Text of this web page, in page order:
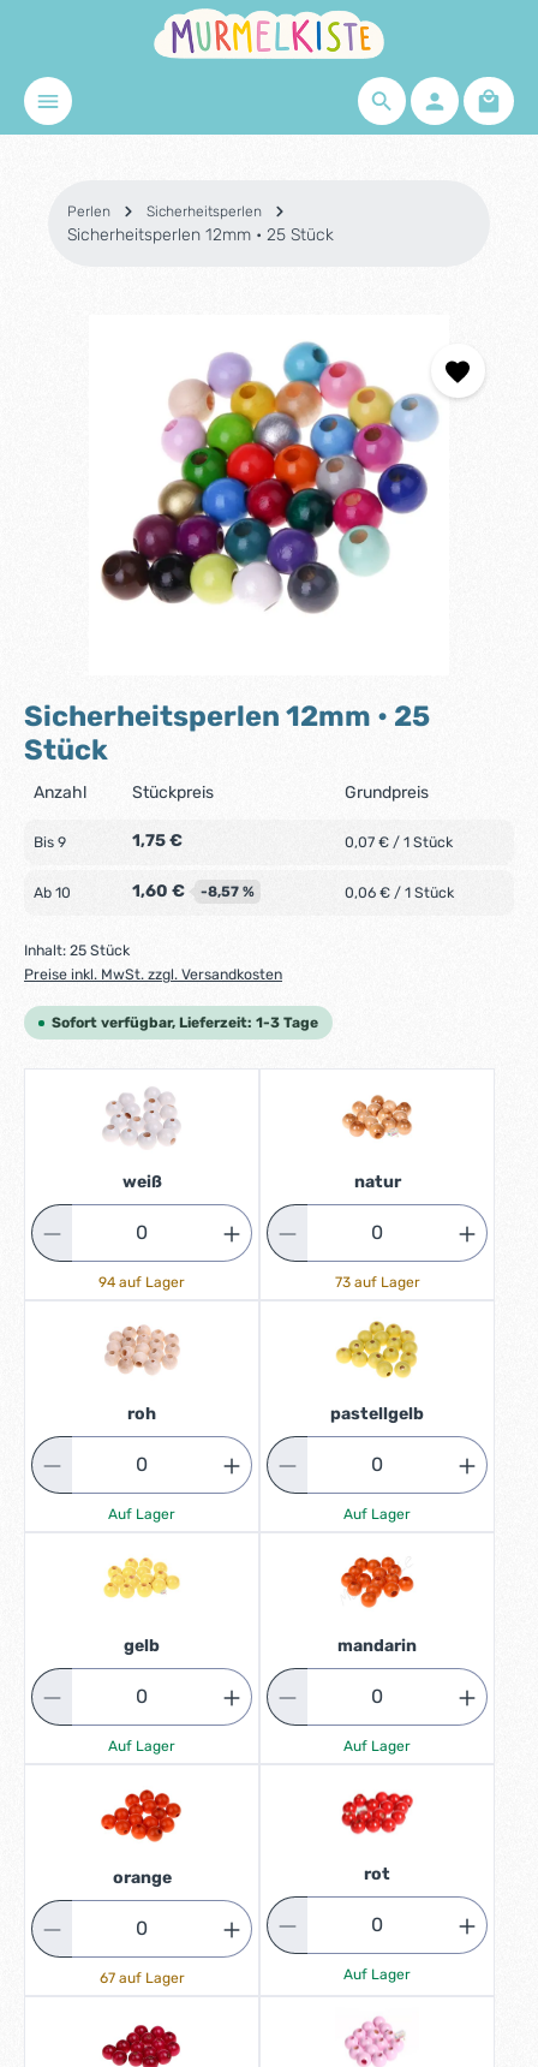
Zum Hauptinhalt springen
Perlen Sicherheitsperlen
Sicherheitsperlen 12mm • 25 Stück
Sicherheitsperlen 12mm • 25
Stück
Anzahl Stückpreis Grundpreis
Bis 9 1,75 € 0,07 € / 1 Stück
Ab 10 1,60 € -8,57 % 0,06 € / 1 Stück
Inhalt: 25 Stück
Preise inkl. MwSt. zzgl. Versandkosten
Sofort verfügbar, Lieferzeit: 1-3 Tage
weiß
94 auf Lager
natur
73 auf Lager
roh
Auf Lager
pastellgelb
Auf Lager
gelb
Auf Lager
mandarin
Auf Lager
orange
67 auf Lager
rot
Auf Lager